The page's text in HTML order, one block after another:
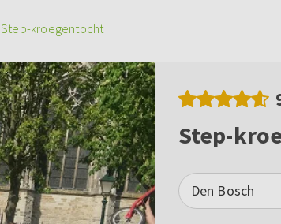
Step-kroegentocht
Step-
Den Bosch